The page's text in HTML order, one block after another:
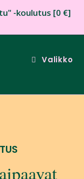
-koulutus [0 €]
Valikko